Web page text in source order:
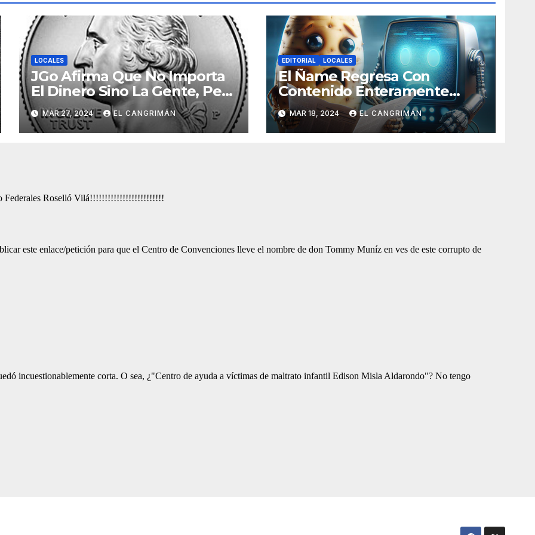
LOCALES
JGo Afirma Que No Importa
El Dinero Sino La Gente, Pero
Pregunta: «¿De Verdad No
Tendrán Una Pejetita?»
MAR 27, 2024 EL CANGRIMÁN
EDITORIAL LOCALES
El Ñame Regresa Con
Contenido Enteramente
Generado Por Inteligencia
Artificial
MAR 18, 2024 EL CANGRIMÁN